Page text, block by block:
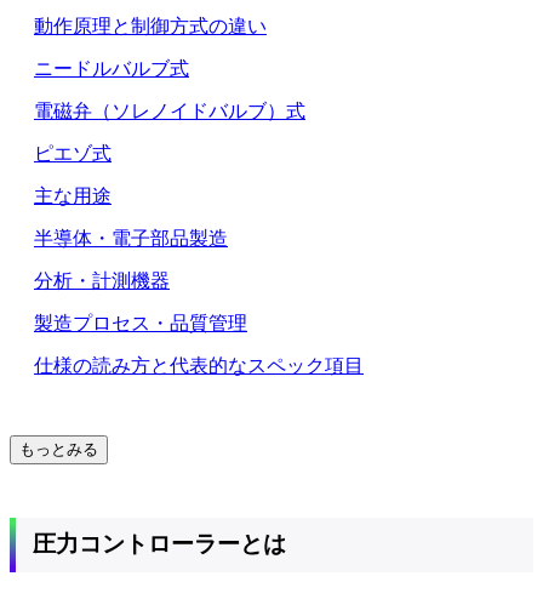
動作原理と制御方式の違い
ニードルバルブ式
電磁弁（ソレノイドバルブ）式
ピエゾ式
主な用途
半導体・電子部品製造
分析・計測機器
製造プロセス・品質管理
仕様の読み方と代表的なスペック項目
もっとみる
圧力コントローラーとは